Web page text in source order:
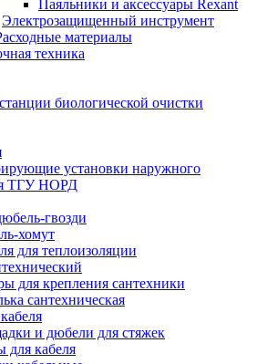
Паяльники и аксессуары Rexant
Электрозащищенный инструмент
материалы
техника
биологической очистки
установки наружного
ТГУ НОРД
гвозди
хомут
для теплоизоляции
для крепления сантехники
сантехническая
и дюбели для стяжек
для кабеля